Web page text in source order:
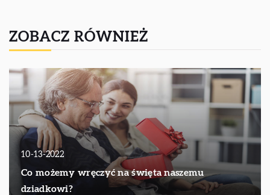
ZOBACZ RÓWNIEŻ
10-13-2022
Co możemy wręczyć na święta naszemu
dziadkowi?